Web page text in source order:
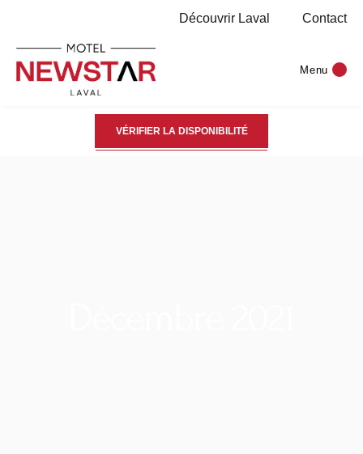
Découvrir Laval Contact
Menu
VÉRIFIER LA DISPONIBILITÉ